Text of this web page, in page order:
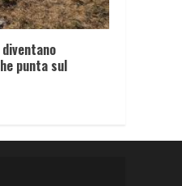
punta sul